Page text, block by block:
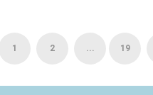
1 2 ... 19